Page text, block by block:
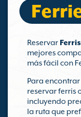
Reservar
mejores
más fácil con
Para
reservar ferris
incluyendo
la ruta que